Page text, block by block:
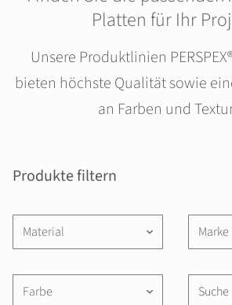
Platten für Ihr
Unsere Produktlinien
bieten höchste Qualität sowie
an Farben und
Produkte filtern
Material keyboard_arrow_down Marke
Farbe keyboard_arrow_down